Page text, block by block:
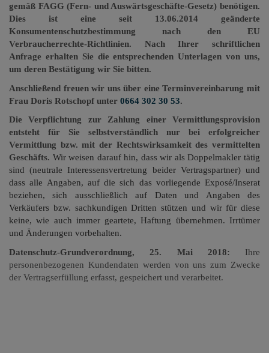
gemäß FAGG (Fern- und Auswärtsgeschäfte-Gesetz) benötigen.
Dies ist eine seit 13.06.2014 geänderte
Konsumentenschutzbestimmung nach den EU
Verbraucherrechte-Richtlinien. Nach Ihrer schriftlichen
Anfrage erhalten Sie die entsprechenden Unterlagen von uns,
um deren Bestätigung wir Sie bitten.
Anschließend freuen wir uns über eine Terminvereinbarung mit
Frau Doris Rotschopf unter 0664 302 30 53.
Die Verpflichtung zur Zahlung einer Vermittlungsprovision
entsteht für Sie selbstverständlich nur bei erfolgreicher
Vermittlung bzw. mit der Rechtswirksamkeit des vermittelten
Geschäfts. Wir weisen darauf hin, dass wir als Doppelmakler tätig
sind (neutrale Interessensvertretung beider Vertragspartner) und
dass alle Angaben, auf die sich das vorliegende Exposé/Inserat
beziehen, sich ausschließlich auf Daten und Angaben des
Verkäufers bzw. sachkundigen Dritten stützen und wir für diese
keine, wie auch immer geartete, Haftung übernehmen. Irrtümer
und Änderungen vorbehalten.
Datenschutz-Grundverordnung, 25. Mai 2018: Ihre
personenbezogenen Kundendaten werden von uns zum Zwecke
der Vertragserfüllung erfasst, gespeichert und verarbeitet.